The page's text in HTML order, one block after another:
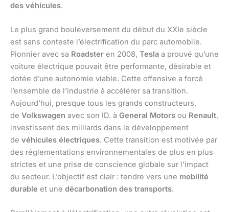
des véhicules.
Le plus grand bouleversement du début du XXIe siècle
est sans conteste l’électrification du parc automobile.
Pionnier avec sa Roadster en 2008, Tesla a prouvé qu’une
voiture électrique pouvait être performante, désirable et
dotée d’une autonomie viable. Cette offensive a forcé
l’ensemble de l’industrie à accélérer sa transition.
Aujourd’hui, presque tous les grands constructeurs,
de Volkswagen avec son ID. à General Motors ou Renault,
investissent des milliards dans le développement
de véhicules électriques. Cette transition est motivée par
des réglementations environnementales de plus en plus
strictes et une prise de conscience globale sur l’impact
du secteur. L’objectif est clair : tendre vers une mobilité
durable et une décarbonation des transports.